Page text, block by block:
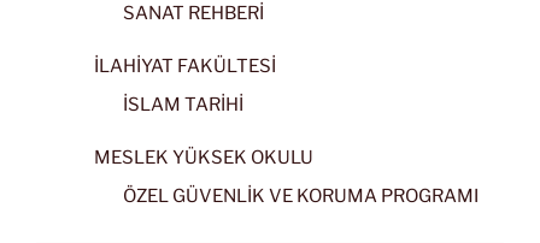
SANAT REHBERİ
İLAHİYAT FAKÜLTESİ
İSLAM TARİHİ
MESLEK YÜKSEK OKULU
ÖZEL GÜVENLİK VE KORUMA PROGRAMI